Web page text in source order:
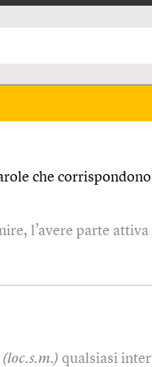
che corrispondono
l’avere parte
(loc.s.m.) qualsiasi